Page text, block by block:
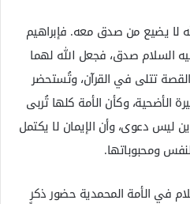
لا يضيع من صدق معه. فإبراهيم
السلام صدق، فجعل الله لهما
تتلى في القرآن، وتُستحضر
الأضحية، وكأن الأمة كلها تُربى
ليس دعوى، وأن الإيمان لا يكتمل
ومحبوباتها.
في الأمة المحمدية حضور ذكرٍ